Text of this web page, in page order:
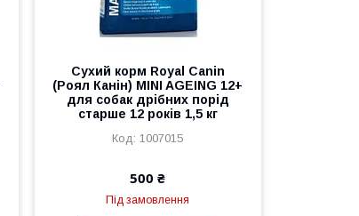
Сухий корм Royal Canin
(Роял Канін) MINI AGEING 12+
для собак дрібних порід
старше 12 років 1,5 кг
1007015
500 ₴
Під замовлення